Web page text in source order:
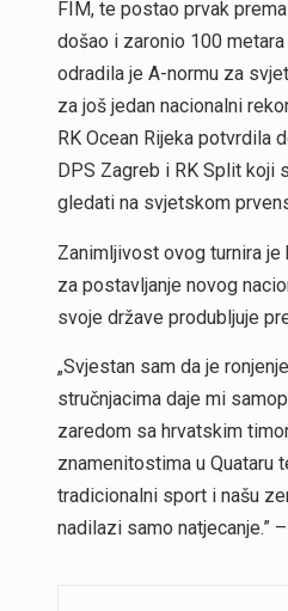
FIM, te postao prvak
došao i zaronio 100
odradila je A-normu za
za još jedan nacionalni
RK Ocean Rijeka potvrdila
DPS Zagreb i RK Split koji
gledati na svjetskom
Zanimljivost ovog turnira
za postavljanje novog
svoje države produbljuje
„Svjestan sam da je
stručnjacima daje mi
zaredom sa hrvatskim
znamenitostima u Quataru
tradicionalni sport i našu
nadilazi samo natjecanje.”